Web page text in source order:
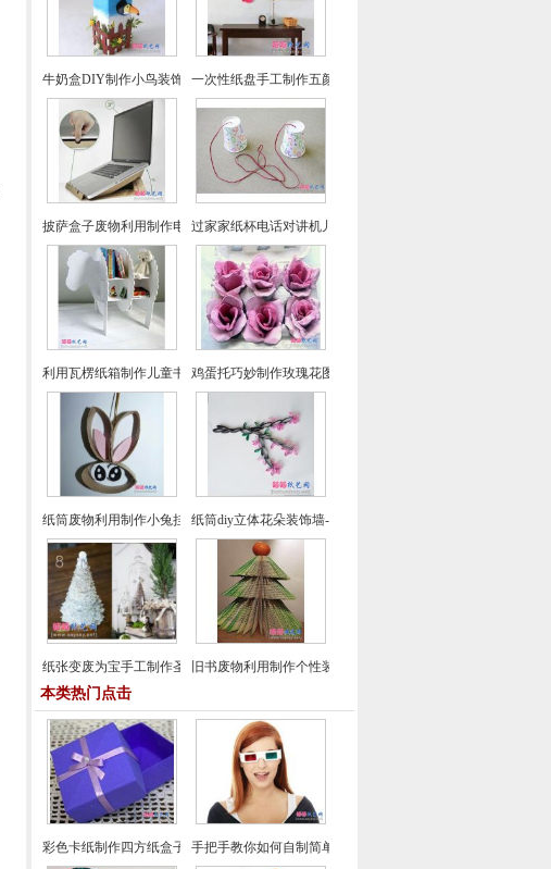
牛奶盒DIY制作小鸟装饰屋一次性纸盘手工制作五颜六色小鱼装饰墙
披萨盒子废物利用制作电脑散热架过家家纸杯电话对讲机儿童手工玩具纸艺制作
利用瓦楞纸箱制作儿童书架方法教程鸡蛋托巧妙制作玫瑰花图文教程
纸筒废物利用制作小兔挂饰纸筒diy立体花朵装饰墙-纸筒废物利用
纸张变废为宝手工制作圣诞树图解教程旧书废物利用制作个性装饰品
本类热门点击
彩色卡纸制作四方纸盒子折纸图文教程手把手教你如何自制简单3D眼镜在家看3D电影